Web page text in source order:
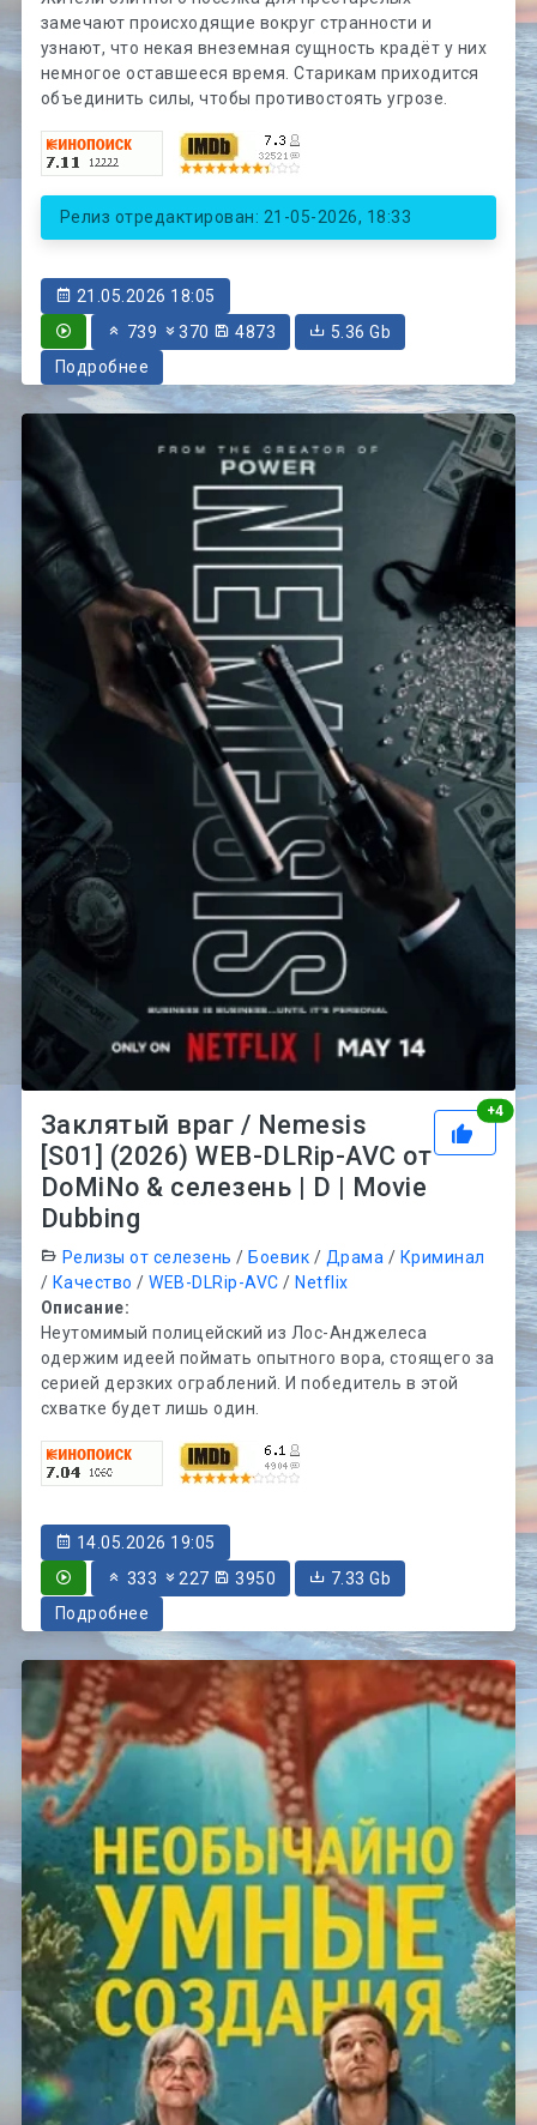
замечают происходящие вокруг странности и
узнают, что некая внеземная сущность крадёт у них
немногое оставшееся время. Старикам приходится
объединить силы, чтобы противостоять угрозе.
Релиз отредактирован: 21-05-2026, 18:33
21.05.2026 18:05
739
370 4873
5.36 Gb
Подробнее
+4
Заклятый враг / Nemesis
[S01] (2026) WEB-DLRip-AVC от
DoMiNo & селезень | D | Movie
Dubbing
Релизы от селезень / Боевик / Драма / Криминал
/ Качество /WEB-DLRip-AVC / Netflix
Описание:
Неутомимый полицейский из Лос-Анджелеса
одержим идеей поймать опытного вора, стоящего за
серией дерзких ограблений. И победитель в этой
схватке будет лишь один.
14.05.2026 19:05
333
227 3950
7.33 Gb
Подробнее